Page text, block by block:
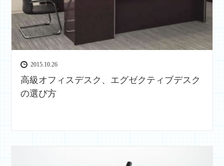
2015.10.26
高級オフィスデスク、エグゼクティブデスク
の選び方